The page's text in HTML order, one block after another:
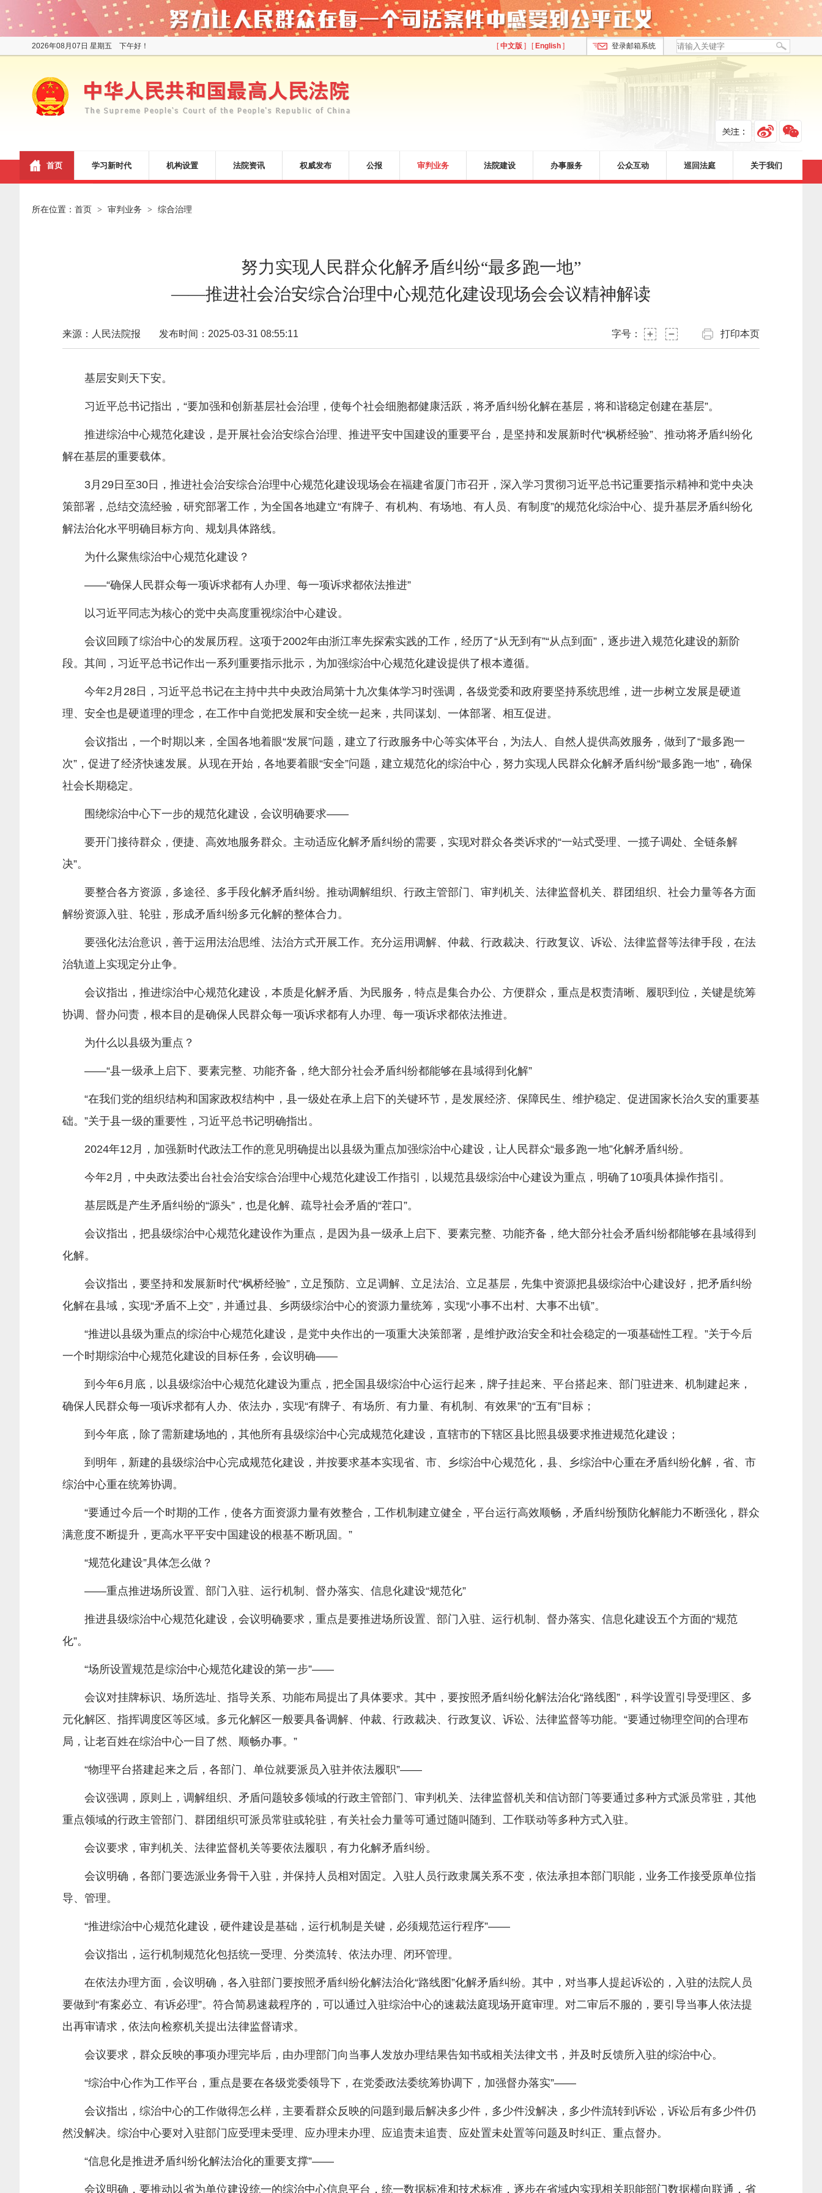
[中文版 ] [ English ]
2026年08月07日 星期五 下午好！ 登录邮箱系统
首页 学习新时代 机构设置 法院资讯 权威发布 公报 审判业务 法院建设 办事服务 公众互动 巡回法庭 关于我们
所在位置： 首页 > 审判业务 > 综合治理
努力实现人民群众化解矛盾纠纷“最多跑一地”
——推进社会治安综合治理中心规范化建设现场会会议精神解读
来源：人民法院报 发布时间：2025-03-31 08:55:11 字号： 打印本页
基层安则天下安。
习近平总书记指出，“要加强和创新基层社会治理，使每个社会细胞都健康活跃，将矛盾纠纷化解在基层，将和谐稳定创建在基层”。
推进综治中心规范化建设，是开展社会治安综合治理、推进平安中国建设的重要平台，是坚持和发展新时代“枫桥经验”、推动将矛盾纠纷化
解在基层的重要载体。
3月29日至30日，推进社会治安综合治理中心规范化建设现场会在福建省厦门市召开，深入学习贯彻习近平总书记重要指示精神和党中央决
策部署，总结交流经验，研究部署工作，为全国各地建立“有牌子、有机构、有场地、有人员、有制度”的规范化综治中心、提升基层矛盾纠纷化
解法治化水平明确目标方向、规划具体路线。
为什么聚焦综治中心规范化建设？
——“确保人民群众每一项诉求都有人办理、每一项诉求都依法推进”
以习近平同志为核心的党中央高度重视综治中心建设。
会议回顾了综治中心的发展历程。这项于2002年由浙江率先探索实践的工作，经历了“从无到有”“从点到面”，逐步进入规范化建设的新阶
段。其间，习近平总书记作出一系列重要指示批示，为加强综治中心规范化建设提供了根本遵循。
今年2月28日，习近平总书记在主持中共中央政治局第十九次集体学习时强调，各级党委和政府要坚持系统思维，进一步树立发展是硬道
理、安全也是硬道理的理念，在工作中自觉把发展和安全统一起来，共同谋划、一体部署、相互促进。
会议指出，一个时期以来，全国各地着眼“发展”问题，建立了行政服务中心等实体平台，为法人、自然人提供高效服务，做到了“最多跑一
次”，促进了经济快速发展。从现在开始，各地要着眼“安全”问题，建立规范化的综治中心，努力实现人民群众化解矛盾纠纷“最多跑一地”，确保
社会长期稳定。
围绕综治中心下一步的规范化建设，会议明确要求——
要开门接待群众，便捷、高效地服务群众。主动适应化解矛盾纠纷的需要，实现对群众各类诉求的“一站式受理、一揽子调处、全链条解
决”。
要整合各方资源，多途径、多手段化解矛盾纠纷。推动调解组织、行政主管部门、审判机关、法律监督机关、群团组织、社会力量等各方面
解纷资源入驻、轮驻，形成矛盾纠纷多元化解的整体合力。
要强化法治意识，善于运用法治思维、法治方式开展工作。充分运用调解、仲裁、行政裁决、行政复议、诉讼、法律监督等法律手段，在法
治轨道上实现定分止争。
会议指出，推进综治中心规范化建设，本质是化解矛盾、为民服务，特点是集合办公、方便群众，重点是权责清晰、履职到位，关键是统筹
协调、督办问责，根本目的是确保人民群众每一项诉求都有人办理、每一项诉求都依法推进。
为什么以县级为重点？
——“县一级承上启下、要素完整、功能齐备，绝大部分社会矛盾纠纷都能够在县域得到化解”
“在我们党的组织结构和国家政权结构中，县一级处在承上启下的关键环节，是发展经济、保障民生、维护稳定、促进国家长治久安的重要基
础。”关于县一级的重要性，习近平总书记明确指出。
2024年12月，加强新时代政法工作的意见明确提出以县级为重点加强综治中心建设，让人民群众“最多跑一地”化解矛盾纠纷。
今年2月，中央政法委出台社会治安综合治理中心规范化建设工作指引，以规范县级综治中心建设为重点，明确了10项具体操作指引。
基层既是产生矛盾纠纷的“源头”，也是化解、疏导社会矛盾的“茬口”。
会议指出，把县级综治中心规范化建设作为重点，是因为县一级承上启下、要素完整、功能齐备，绝大部分社会矛盾纠纷都能够在县域得到
化解。
会议指出，要坚持和发展新时代“枫桥经验”，立足预防、立足调解、立足法治、立足基层，先集中资源把县级综治中心建设好，把矛盾纠纷
化解在县域，实现“矛盾不上交”，并通过县、乡两级综治中心的资源力量统筹，实现“小事不出村、大事不出镇”。
“推进以县级为重点的综治中心规范化建设，是党中央作出的一项重大决策部署，是维护政治安全和社会稳定的一项基础性工程。”关于今后
一个时期综治中心规范化建设的目标任务，会议明确——
到今年6月底，以县级综治中心规范化建设为重点，把全国县级综治中心运行起来，牌子挂起来、平台搭起来、部门驻进来、机制建起来，
确保人民群众每一项诉求都有人办、依法办，实现“有牌子、有场所、有力量、有机制、有效果”的“五有”目标；
到今年底，除了需新建场地的，其他所有县级综治中心完成规范化建设，直辖市的下辖区县比照县级要求推进规范化建设；
到明年，新建的县级综治中心完成规范化建设，并按要求基本实现省、市、乡综治中心规范化，县、乡综治中心重在矛盾纠纷化解，省、市
综治中心重在统筹协调。
“要通过今后一个时期的工作，使各方面资源力量有效整合，工作机制建立健全，平台运行高效顺畅，矛盾纠纷预防化解能力不断强化，群众
满意度不断提升，更高水平平安中国建设的根基不断巩固。”
“规范化建设”具体怎么做？
——重点推进场所设置、部门入驻、运行机制、督办落实、信息化建设“规范化”
推进县级综治中心规范化建设，会议明确要求，重点是要推进场所设置、部门入驻、运行机制、督办落实、信息化建设五个方面的“规范
化”。
“场所设置规范是综治中心规范化建设的第一步”——
会议对挂牌标识、场所选址、指导关系、功能布局提出了具体要求。其中，要按照矛盾纠纷化解法治化“路线图”，科学设置引导受理区、多
元化解区、指挥调度区等区域。多元化解区一般要具备调解、仲裁、行政裁决、行政复议、诉讼、法律监督等功能。“要通过物理空间的合理布
局，让老百姓在综治中心一目了然、顺畅办事。”
“物理平台搭建起来之后，各部门、单位就要派员入驻并依法履职”——
会议强调，原则上，调解组织、矛盾问题较多领域的行政主管部门、审判机关、法律监督机关和信访部门等要通过多种方式派员常驻，其他
重点领域的行政主管部门、群团组织可派员常驻或轮驻，有关社会力量等可通过随叫随到、工作联动等多种方式入驻。
会议要求，审判机关、法律监督机关等要依法履职，有力化解矛盾纠纷。
会议明确，各部门要选派业务骨干入驻，并保持人员相对固定。入驻人员行政隶属关系不变，依法承担本部门职能，业务工作接受原单位指
导、管理。
“推进综治中心规范化建设，硬件建设是基础，运行机制是关键，必须规范运行程序”——
会议指出，运行机制规范化包括统一受理、分类流转、依法办理、闭环管理。
在依法办理方面，会议明确，各入驻部门要按照矛盾纠纷化解法治化“路线图”化解矛盾纠纷。其中，对当事人提起诉讼的，入驻的法院人员
要做到“有案必立、有诉必理”。符合简易速裁程序的，可以通过入驻综治中心的速裁法庭现场开庭审理。对二审后不服的，要引导当事人依法提
出再审请求，依法向检察机关提出法律监督请求。
会议要求，群众反映的事项办理完毕后，由办理部门向当事人发放办理结果告知书或相关法律文书，并及时反馈所入驻的综治中心。
“综治中心作为工作平台，重点是要在各级党委领导下，在党委政法委统筹协调下，加强督办落实”——
会议指出，综治中心的工作做得怎么样，主要看群众反映的问题到最后解决多少件，多少件没解决，多少件流转到诉讼，诉讼后有多少件仍
然没解决。综治中心要对入驻部门应受理未受理、应办理未办理、应追责未追责、应处置未处置等问题及时纠正、重点督办。
“信息化是推进矛盾纠纷化解法治化的重要支撑”——
会议明确，要推动以省为单位建设统一的综治中心信息平台，统一数据标准和技术标准，逐步在省域内实现相关职能部门数据横向联通，省